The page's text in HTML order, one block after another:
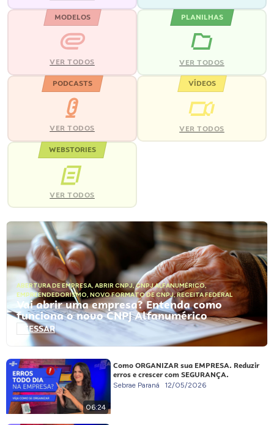
MODELOS
VER TODOS
PLANILHAS
VER TODOS
PODCASTS
VER TODOS
VÍDEOS
VER TODOS
WEBSTORIES
VER TODOS
ABERTURA DE EMPRESA, ABRIR CNPJ,CNPJ ALFANUMÉRICO,
EMPREENDEDORISMO, NOVO FORMATO DE CNPJ,RECEITA FEDERAL
Vai abrir uma empresa? Entenda como
funciona o novo CNPJ Alfanumérico
ACESSAR
06:24
Como ORGANIZAR sua EMPRESA. Reduzir
erros e crescer com SEGURANÇA.
Sebrae Paraná 12/05/2026